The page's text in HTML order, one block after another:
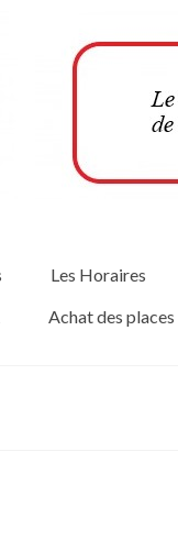
Les Horaires
Achat des places